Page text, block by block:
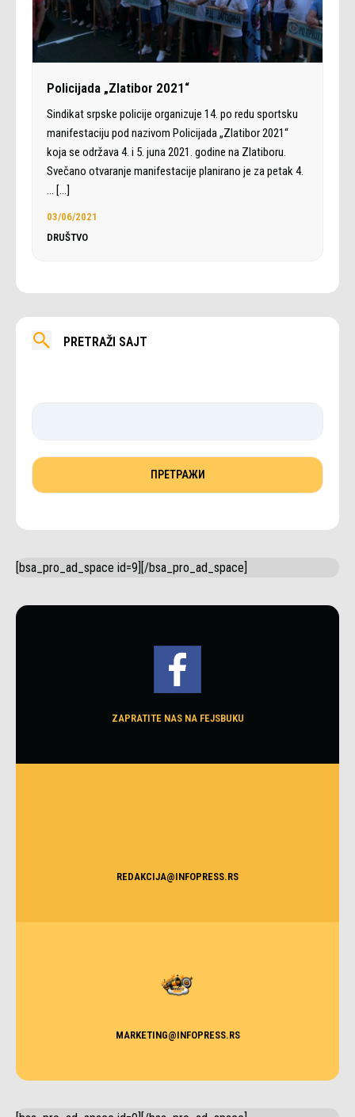
Policijada „Zlatibor 2021“
Sindikat srpske policije organizuje 14. po redu sportsku
manifestaciju pod nazivom Policijada „Zlatibor 2021“
koja se održava 4. i 5. juna 2021. godine na Zlatiboru.
Svečano otvaranje manifestacije planirano je za petak 4.
… […]
03/06/2021
DRUŠTVO
PRETRAŽI SAJT
[bsa_pro_ad_space id=9][/bsa_pro_ad_space]
ZAPRATITE NAS NA FEJSBUKU
REDAKCIJA@INFOPRESS.RS
MARKETING@INFOPRESS.RS